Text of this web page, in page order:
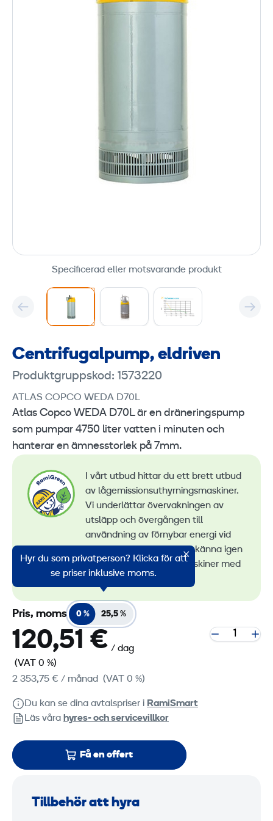
Specificerad eller motsvarande produkt
Centrifugalpump, eldriven
Produktgruppskod: 1573220
ATLAS COPCO WEDA D70L
Atlas Copco WEDA D70L är en dräneringspump
som pumpar 4750 liter vatten i minuten och
hanterar en ämnesstorlek på 7mm.
I vårt utbud hittar du ett brett utbud
av lågemissionsuthyrningsmaskiner.
Vi underlättar övervakningen av
utsläpp och övergången till
användning av förnybar energi vid
maskinuthyrning. Du kan känna igen
alla våra lågemissionsmaskiner med
RamiGreen-märket
Hyr du som privatperson? Klicka för att
se priser inklusive moms.
Pris, moms 0 % 25,5 %
120,51 € / dag
(VAT 0 %)
2 353,75 € / månad (VAT 0 %)
Du kan se dina avtalspriser i RamiSmart
Läs våra hyres‑ och servicevillkor
Få en offert
Tillbehör att hyra